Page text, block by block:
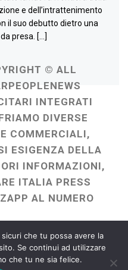
e dell’intrattenimento
il suo debutto dietro una
presa. […]
© ALL
INTEGRATI
DIVERSE
COMMERCIALI,
ESIGENZA DELLA
INFORMAZIONI,
ITALIA PRESS
AL NUMERO
GENTILE
che tu possa avere la
Se continui ad utilizzare
che tu ne sia felice.